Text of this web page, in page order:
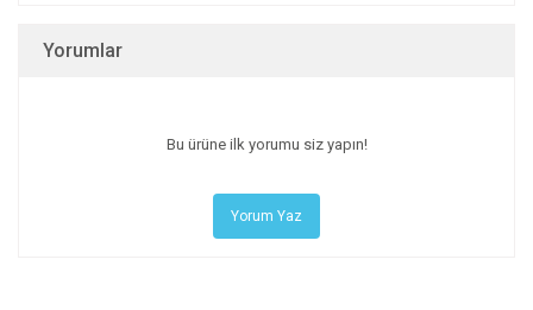
Yorumlar
Bu ürüne ilk yorumu siz yapın!
Yorum Yaz